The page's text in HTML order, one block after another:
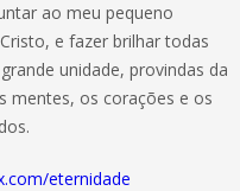
ao meu pequeno
e fazer brilhar todas
unidade, provindas da
mentes, os corações e os
eternidade